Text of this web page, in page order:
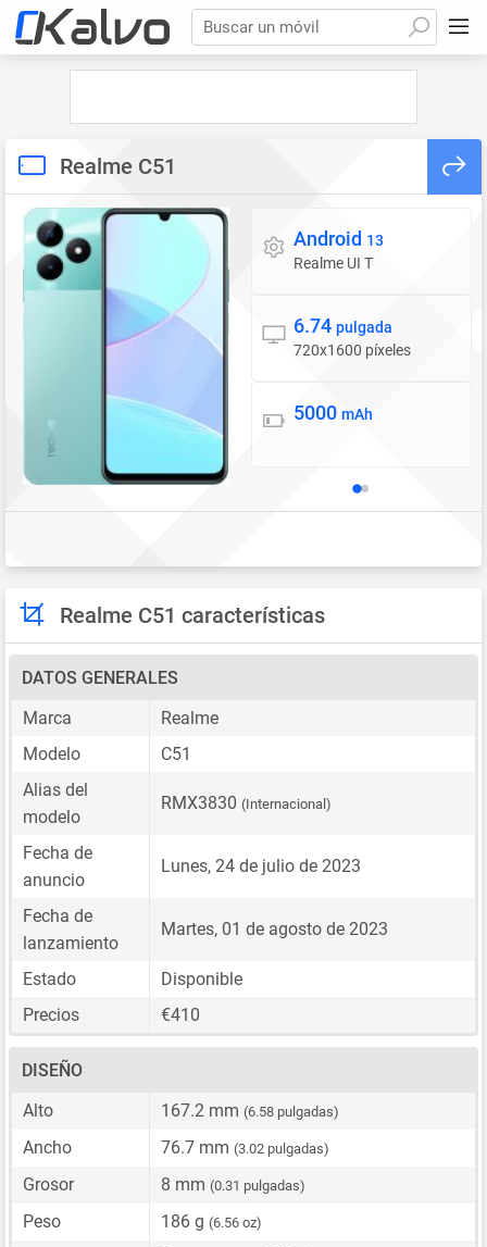
Buscar un móvil
Realme C51
Sistema operativo
Android 13
Realme UI T
Pantalla
6.74 pulgada
720x1600 píxeles
Batería
5000 mAh
Realme C51 características
DATOS GENERALES
Marca
Realme
Modelo
C51
Alias del
modelo
RMX3830 (Internacional)
Fecha de
anuncio
Lunes, 24 de julio de 2023
Fecha de
lanzamiento
Martes, 01 de agosto de 2023
Estado
Disponible
Precios
€410
DISEÑO
Alto
167.2 mm (6.58 pulgadas)
Ancho 76.7 mm (3.02 pulgadas)
Grosor 8 mm (0.31 pulgadas)
Peso 186 g (6.56 oz)